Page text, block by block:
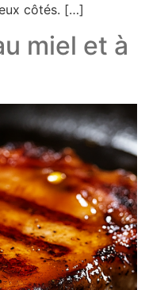
côtés. […]
miel et à